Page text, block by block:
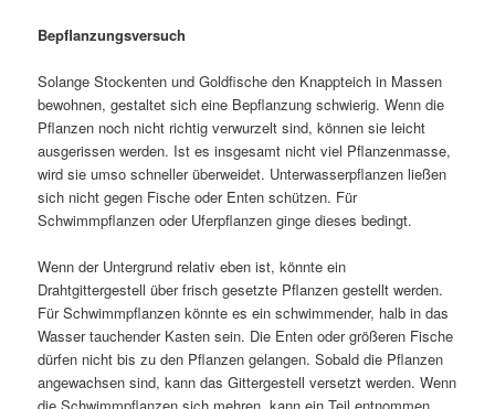
Bepflanzungsversuch
Solange Stockenten und Goldfische den Knappteich in Massen
bewohnen, gestaltet sich eine Bepflanzung schwierig. Wenn die
Pflanzen noch nicht richtig verwurzelt sind, können sie leicht
ausgerissen werden. Ist es insgesamt nicht viel Pflanzenmasse,
wird sie umso schneller überweidet. Unterwasserpflanzen ließen
sich nicht gegen Fische oder Enten schützen. Für
Schwimmpflanzen oder Uferpflanzen ginge dieses bedingt.
Wenn der Untergrund relativ eben ist, könnte ein
Drahtgittergestell über frisch gesetzte Pflanzen gestellt werden.
Für Schwimmpflanzen könnte es ein schwimmender, halb in das
Wasser tauchender Kasten sein. Die Enten oder größeren Fische
dürfen nicht bis zu den Pflanzen gelangen. Sobald die Pflanzen
angewachsen sind, kann das Gittergestell versetzt werden. Wenn